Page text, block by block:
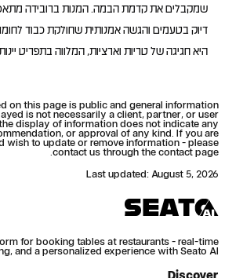
שמקבלים את קדמת הבמה. המנות ברובידה
דיוק בטעמים והגשה אמנותית שחולקת כבוד
היא חגיגה של טריות וארציות, המלווה בתפריט
on this page is public and general information
is not necessarily a client, partner, or user
display of information does not indicate any
or approval of any kind. If you are
wish to update or remove information - please
contact us through the contact page.
Last updated: August 5, 2026
for booking tables at restaurants - real-time
and a personalized experience with Seato AI.
Discover